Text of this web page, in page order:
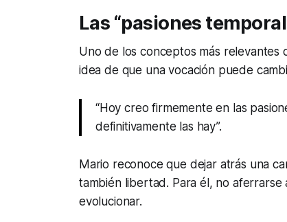
Las “pasiones
Uno de los conceptos más relevantes
idea de que una vocación puede
“Hoy creo firmemente en las
definitivamente las hay”.
Mario reconoce que dejar atrás una
también libertad. Para él, no
evolucionar.